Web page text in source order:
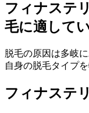
フィナステ
毛に適して
脱毛の原因は多岐
自身の脱毛タイプ
フィナステ